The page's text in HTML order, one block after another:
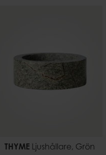
THYME Ljushållare, Grön